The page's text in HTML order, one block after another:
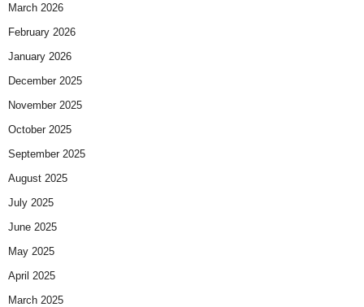
March 2026
February 2026
January 2026
December 2025
November 2025
October 2025
September 2025
August 2025
July 2025
June 2025
May 2025
April 2025
March 2025